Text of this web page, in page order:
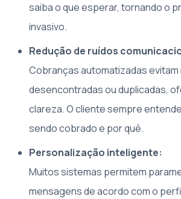
saiba o que esperar, tornando o
invasivo.
Redução de ruídos
Cobranças automatizadas
desencontradas ou duplicadas,
clareza. O cliente sempre
sendo cobrado e por quê.
Personalização inteligente:
Muitos sistemas permitem
mensagens de acordo com o